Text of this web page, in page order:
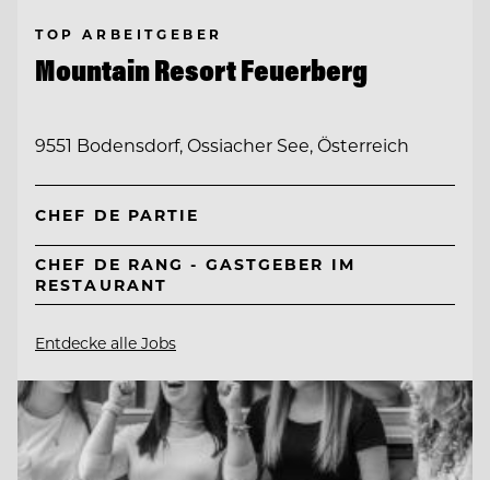
TOP ARBEITGEBER
Mountain Resort Feuerberg
9551 Bodensdorf, Ossiacher See, Österreich
CHEF DE PARTIE
CHEF DE RANG - GASTGEBER IM
RESTAURANT
Entdecke alle Jobs